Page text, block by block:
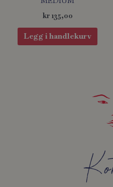
kr 135,00
Legg i handlekurv